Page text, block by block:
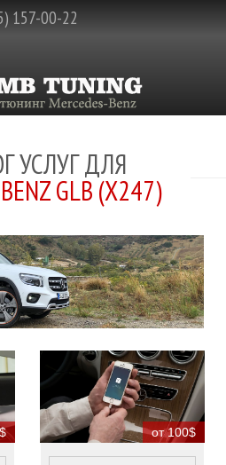
157-00-22
УСЛУГ ДЛЯ
GLB (X247)
от 100$